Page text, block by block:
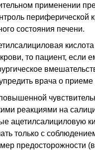
применении
периферической
состояния печени.
то пациент, если
врача о приеме
реакциями на
ацетилсалициловую
только с
предосторожности